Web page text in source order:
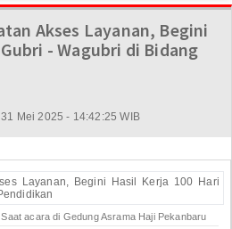
Akses Layanan, Begini
- Wagubri di Bidang
Mei 2025 - 14:42:25 WIB
acara di Gedung Asrama Haji Pekanbaru